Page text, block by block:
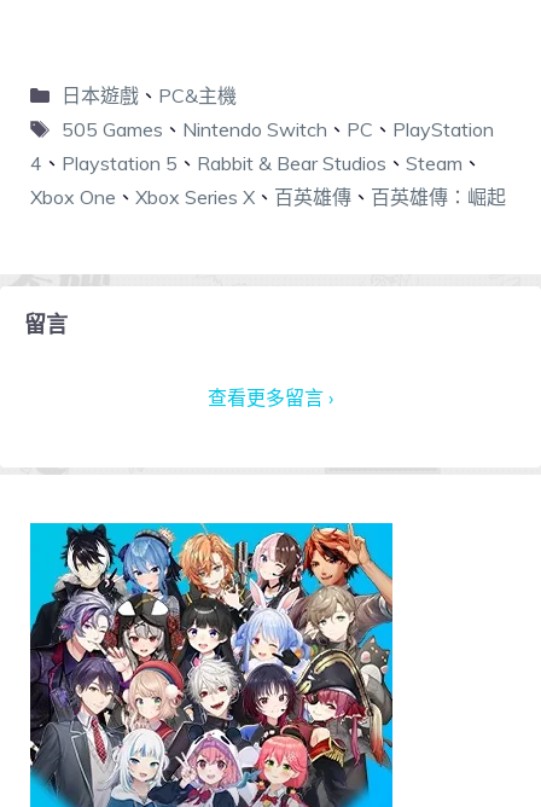
日本遊戲、 PC&主機
505 Games 、 Nintendo Switch 、 PC 、 PlayStation
4 、 Playstation 5 、 Rabbit & Bear Studios 、 Steam 、
Xbox One 、 Xbox Series X 、 百英雄傳 、 百英雄傳：崛起
留言
查看更多留言 ›